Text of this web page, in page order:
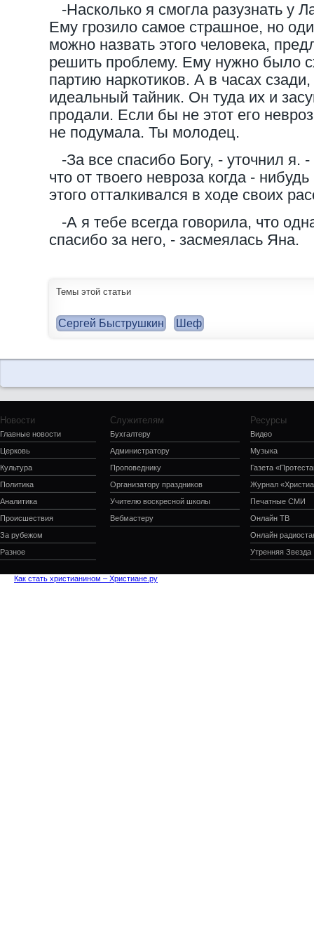
-Насколько я смогла разузнать у
Ему грозило самое страшное, но
можно назвать этого человека,
решить проблему. Ему нужно было
партию наркотиков. А в часах
идеальный тайник. Он туда их и
продали. Если бы не этот его
не подумала. Ты молодец.
-За все спасибо Богу, - уточнил я.
что от твоего невроза когда -
этого отталкивался в ходе своих
-А я тебе всегда говорила, что
спасибо за него, - засмеялась Яна.
Темы этой статьи
Сергей Быструшкин Шеф
Новости
Главные новости
Церковь
Культура
Политика
Аналитика
Происшествия
За рубежом
Разное
Служителям
Бухгалтеру
Администратору
Проповеднику
Организатору праздников
Учителю воскресной школы
Вебмастеру
Ресурсы
Видео
Музыка
Газета
Журнал
Печатные СМИ
Онлайн ТВ
Онлайн
Утренняя Звезда
Как стать христианином – Христиане.ру